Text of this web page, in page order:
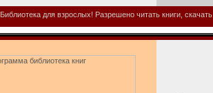
Библиотека для взрослых! Разрешено читать книги,